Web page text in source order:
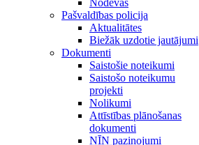
Nodevas
Pašvaldības policija
Aktualitātes
Biežāk uzdotie jautājumi
Dokumenti
Saistošie noteikumi
Saistošo noteikumu
projekti
Nolikumi
Attīstības plānošanas
dokumenti
NĪN paziņojumi